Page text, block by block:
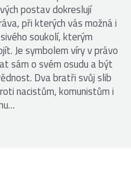
postav dokreslují
při kterých vás možná i
soukolí, kterým
Je symbolem víry v právo
sám o svém osudu a být
Dva bratři svůj slib
nacistům, komunistům i